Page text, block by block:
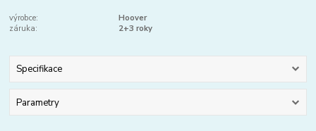
výrobce:
Hoover
záruka:
2+3 roky
Specifikace
Parametry